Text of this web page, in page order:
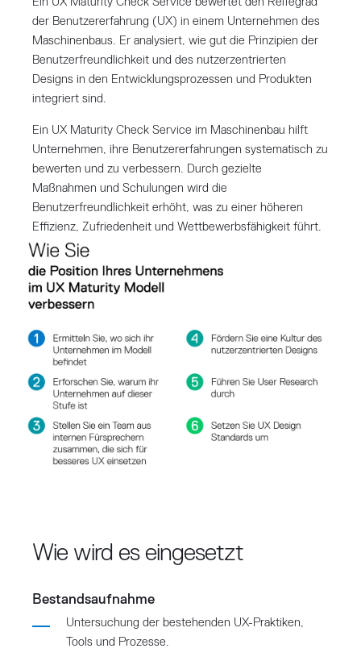
der Benutzererfahrung (UX) in einem Unternehmen des
Maschinenbaus. Er analysiert, wie gut die Prinzipien der
Benutzerfreundlichkeit und des nutzerzentrierten
Designs in den Entwicklungsprozessen und Produkten
integriert sind.
Ein UX Maturity Check Service im Maschinenbau hilft
Unternehmen, ihre Benutzererfahrungen systematisch zu
bewerten und zu verbessern. Durch gezielte
Maßnahmen und Schulungen wird die
Benutzerfreundlichkeit erhöht, was zu einer höheren
Effizienz, Zufriedenheit und Wettbewerbsfähigkeit führt.
Wie wird es eingesetzt
Bestandsaufnahme
Untersuchung der bestehenden UX-Praktiken,
Tools und Prozesse.